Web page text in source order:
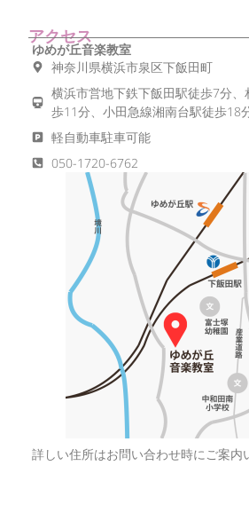
アクセス
ゆめが丘音楽教室
神奈川県横浜市泉区下飯田町
横浜市営地下鉄下飯田駅徒歩7分
歩11分、小田急線湘南台駅徒歩18
軽自動車駐車可能
050-1720-6762
詳しい住所はお問い合わせ時にご案内